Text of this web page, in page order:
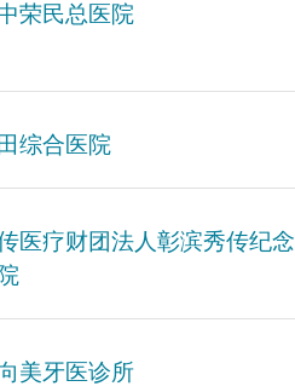
荣民总医院
综合医院
医疗财团法人彰滨秀传纪念
美牙医诊所